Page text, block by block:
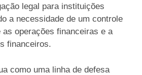
legal para instituições
a necessidade de um controle
operações financeiras e a
financeiros.
como uma linha de defesa